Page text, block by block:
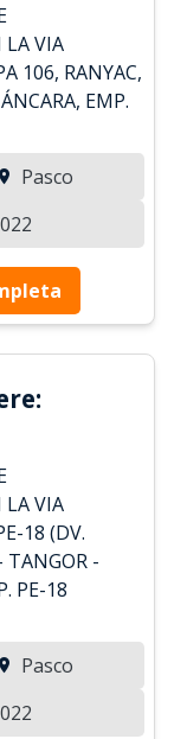
VIA
106, RANYAC,
EMP.
Pasco
VIA
18 (DV.
TANGOR -
PE-18
Pasco